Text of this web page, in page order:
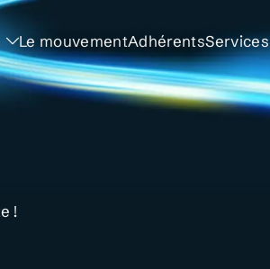
Le mouvementAdhérentsServices
!